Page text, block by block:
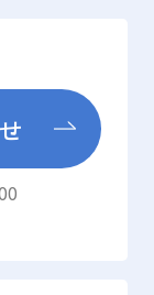
従って退
原状回復